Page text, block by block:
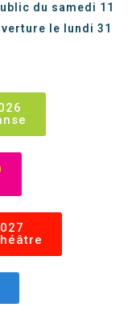
du samedi 11
le lundi 31